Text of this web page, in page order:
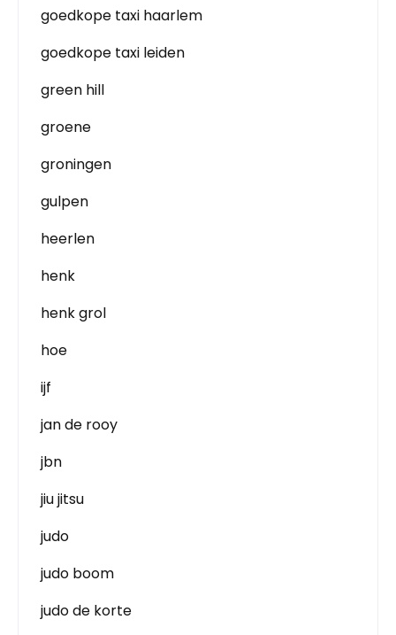
goedkope taxi haarlem
goedkope taxi leiden
green hill
groene
groningen
gulpen
heerlen
henk
henk grol
hoe
ijf
jan de rooy
jbn
jiu jitsu
judo
judo boom
judo de korte